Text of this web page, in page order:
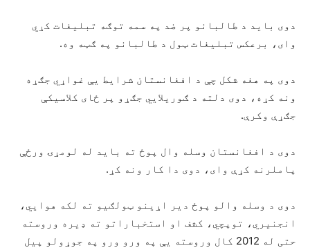
دوی باید د طالبانو پر ضد په سمه توګه تبلیغات کړي
وای، برعکس تبلیغات ټول د طالبانو په ګټه وه.
دوی په هغه شکل چې د افغانستان شرایط يې غواړي جګړه
ونه کړه، دوی دلته د ګوريلايي جګړو پر ځای کلاسیکې
جګړې وکرې.
دوی د افغانستان وسله وال پوځ ته باید له لومړۍ ورځې
پاملرنه کړې وای، دوی دا کار ونه کړ.
دوی د وسله والو پوځ دیر اړينو ټولګیو ته لکه هوايي،
انجنیري، توپچي، کشف او استخباراتو ته ډیره وروسته
حتی له 2012 کال وروسته يې په ورو ورو په جوړولو پيل